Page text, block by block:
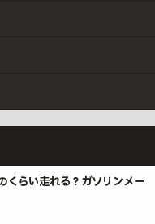
くらい走れる？ガソリンメー